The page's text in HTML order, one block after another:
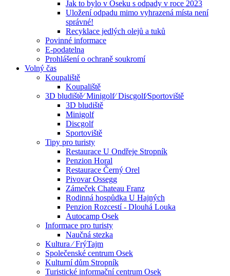
Jak to bylo v Oseku s odpady v roce 2023
Uložení odpadu mimo vyhrazená místa není
správné!
Recyklace jedlých olejů a tuků
Povinné informace
E-podatelna
Prohlášení o ochraně soukromí
Volný čas
Koupaliště
Koupaliště
3D bludiště⁄ Minigolf⁄ Discgolf⁄Sportoviště
3D bludiště
Minigolf
Discgolf
Sportoviště
Tipy pro turisty
Restaurace U Ondřeje Stropník
Penzion Horal
Restaurace Černý Orel
Pivovar Ossegg
Zámeček Chateau Franz
Rodinná hospůdka U Hajných
Penzion Rozcestí - Dlouhá Louka
Autocamp Osek
Informace pro turisty
Naučná stezka
Kultura ⁄ FrýTajm
Společenské centrum Osek
Kulturní dům Stropník
Turistické informační centrum Osek